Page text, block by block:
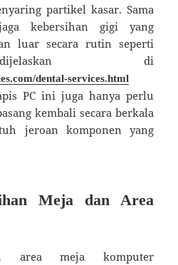
partikel kasar. Sama
kebersihan gigi yang
luar secara rutin seperti
di
dental-services.html
PC ini juga hanya perlu
kembali secara berkala
jeroan komponen yang
Meja dan Area
area meja komputer